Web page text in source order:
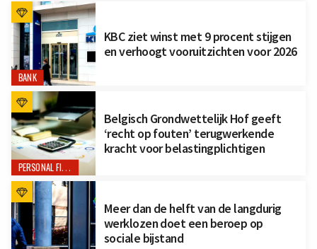
BANK
KBC ziet winst met 9 procent stijgen
en verhoogt vooruitzichten voor 2026
PERSONAL FINANCE
Belgisch Grondwettelijk Hof geeft
‘recht op fouten’ terugwerkende
kracht voor belastingplichtigen
Meer dan de helft van de langdurig
werklozen doet een beroep op
sociale bijstand